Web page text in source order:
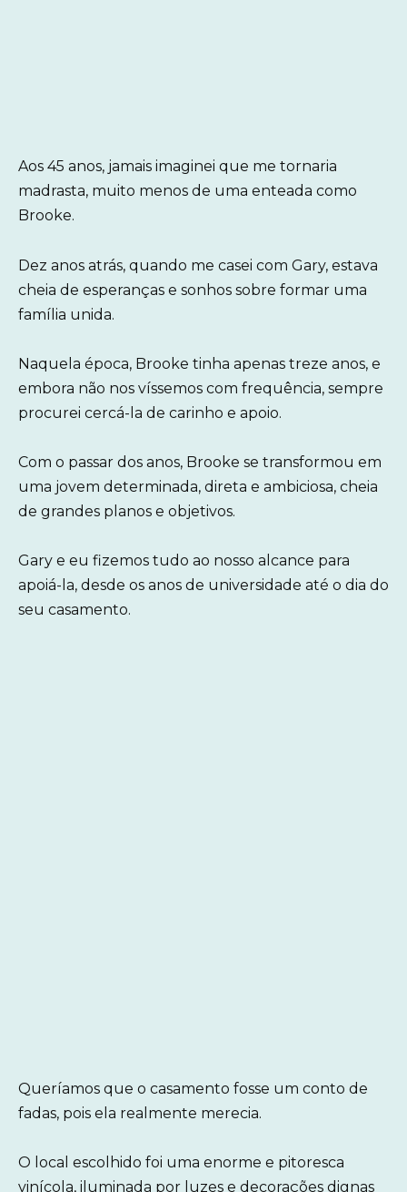
Aos 45 anos, jamais imaginei que me tornaria
madrasta, muito menos de uma enteada como
Brooke.
Dez anos atrás, quando me casei com Gary, estava
cheia de esperanças e sonhos sobre formar uma
família unida.
Naquela época, Brooke tinha apenas treze anos, e
embora não nos víssemos com frequência, sempre
procurei cercá-la de carinho e apoio.
Com o passar dos anos, Brooke se transformou em
uma jovem determinada, direta e ambiciosa, cheia
de grandes planos e objetivos.
Gary e eu fizemos tudo ao nosso alcance para
apoiá-la, desde os anos de universidade até o dia do
seu casamento.
Queríamos que o casamento fosse um conto de
fadas, pois ela realmente merecia.
O local escolhido foi uma enorme e pitoresca
vinícola, iluminada por luzes e decorações dignas